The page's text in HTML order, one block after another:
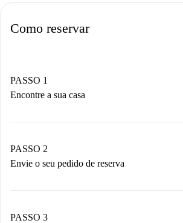
Como reservar
PASSO 1
Encontre a sua casa
Você tem todas as informações
antecipadamente.
PASSO 2
Envie o seu pedido de reserva
Não cobramos nada até que o
PASSO 3